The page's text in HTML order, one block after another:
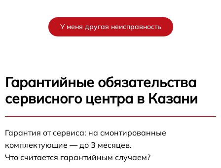
У меня другая неисправность
Гарантийные обязательства
сервисного центра в Казани
Гарантия от сервиса: на смонтированные
комплектующие — до 3 месяцев.
Что считается гарантийным случаем?